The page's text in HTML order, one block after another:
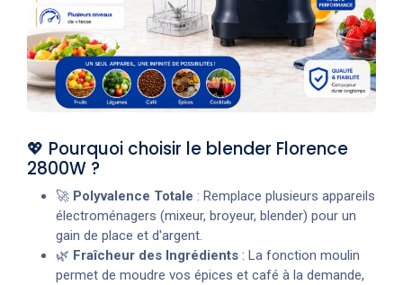
💖 Pourquoi choisir le blender Florence
2800W ?
🚀 Polyvalence Totale : Remplace plusieurs appareils
électroménagers (mixeur, broyeur, blender) pour un
gain de place et d'argent.
🌿 Fraîcheur des Ingrédients : La fonction moulin
permet de moudre vos épices et café à la demande,